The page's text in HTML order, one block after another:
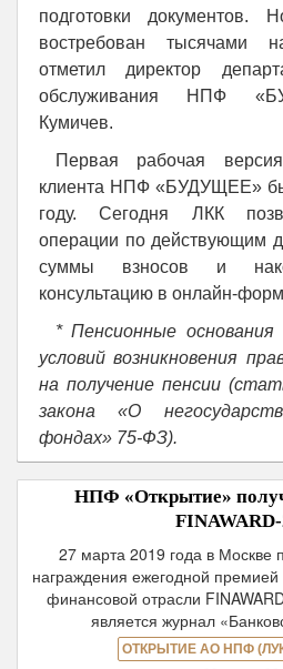
подготовки документов.
востребован тысячами
отметил директор
обслуживания НПФ
Кумичев.
Первая рабочая
клиента НПФ «БУДУЩЕЕ»
году. Сегодня ЛКК
операции по действующим
суммы взносов и
консультацию в онлайн-
* Пенсионные
условий возникновения
на получение пенсии
закона «О
фондах» 75-ФЗ).
НПФ «Открытие»
27 марта 2019 года в
награждения ежегодной
финансовой отрасли
является журнал
ОТКРЫТИЕ АО НПФ